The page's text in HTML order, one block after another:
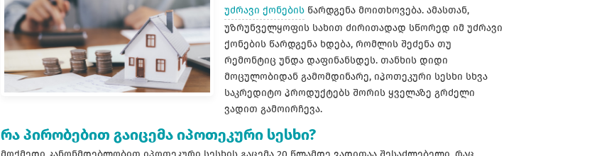
უძრავი ქონების წარდგენა მოითხოვება. ამასთან,
უზრუნველყოფის სახით ძირითადად სწორედ იმ უძრავი
ქონების წარდგენა ხდება, რომლის შეძენა თუ
რემონტიც უნდა დაფინანსდეს. თანხის დიდი
მოცულობიდან გამომდინარე, იპოთეკური სესხი სხვა
საკრედიტო პროდუქტებს შორის ყველაზე გრძელი
ვადით გამოირჩევა.
რა პირობებით გაიცემა იპოთეკური სესხი?